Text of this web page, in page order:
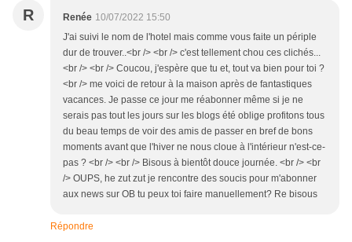
R Renée 10/07/2022 15:50
J'ai suivi le nom de l'hotel mais comme vous faite un périple
dur de trouver..<br /> <br /> c'est tellement chou ces clichés...
<br /> <br /> Coucou, j'espère que tu et, tout va bien pour toi ?
<br /> me voici de retour à la maison après de fantastiques
vacances. Je passe ce jour me réabonner même si je ne
serais pas tout les jours sur les blogs été oblige profitons tous
du beau temps de voir des amis de passer en bref de bons
moments avant que l'hiver ne nous cloue à l'intérieur n'est-ce-
pas ? <br /> <br /> Bisous à bientôt douce journée. <br /> <br
/> OUPS, he zut zut je rencontre des soucis pour m'abonner
aux news sur OB tu peux toi faire manuellement? Re bisous
Répondre